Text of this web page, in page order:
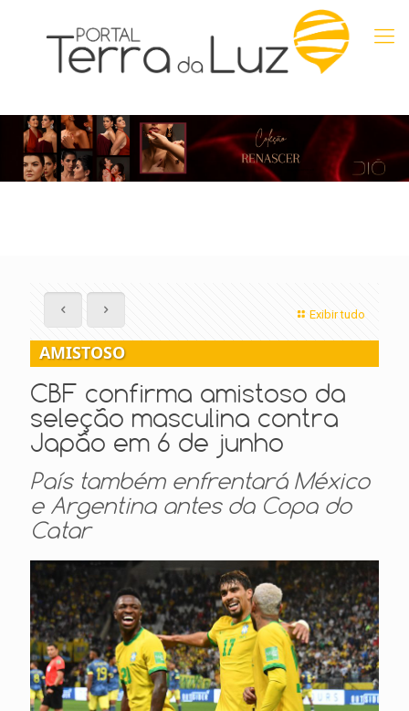
Exibir tudo
AMISTOSO
CBF confirma amistoso da
seleção masculina contra
Japão em 6 de junho
País também enfrentará México
e Argentina antes da Copa do
Catar